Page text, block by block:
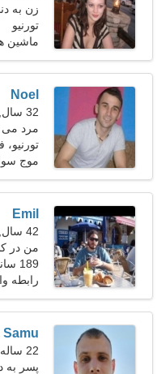
زن به
تورنیو
ماشین
Noel
32 سال, برج حمل
مرد می
ملاقات کند
تورنیو،
موج
Emil
42 سال, برج جدی
من در
به یک
کیلوگرم (180
رابطه
Samu
22 ساله, سرطان
پسر به